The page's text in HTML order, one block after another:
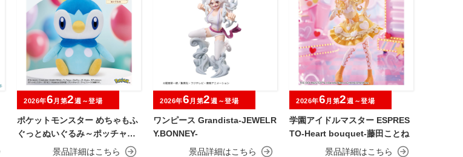
ポケットモンスター めちゃもふ
ぐっとぬいぐるみ～ポッチャマ
2026年6 月第2週～登場
ワンピース Grandista-JEWELR
Y.BONNEY-
2026年6 月第2週～登場
学園アイドルマスター ESPRES
TO-Heart bouquet-藤田ことね
2026年6 月第2週～登場